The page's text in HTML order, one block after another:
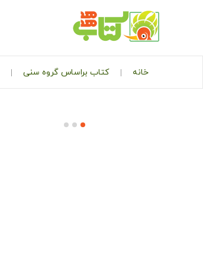
خانه کتاب براساس گروه سنی